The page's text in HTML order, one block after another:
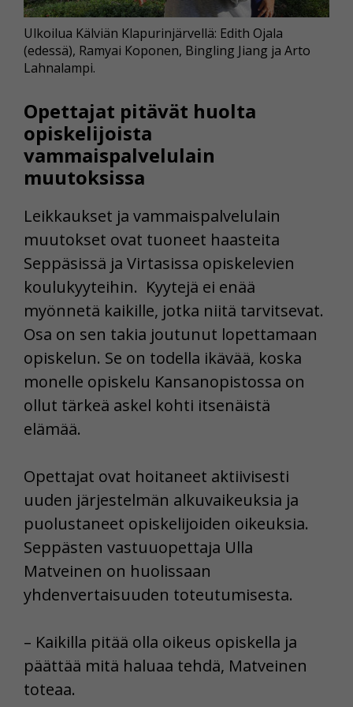
Ulkoilua Kälviän Klapurinjärvellä: Edith Ojala
(edessä), Ramyai Koponen, Bingling Jiang ja Arto
Lahnalampi.
Opettajat pitävät huolta
opiskelijoista
vammaispalvelulain
muutoksissa
Leikkaukset ja vammaispalvelulain
muutokset ovat tuoneet haasteita
Seppäsissä ja Virtasissa opiskelevien
koulukyyteihin. Kyytejä ei enää
myönnetä kaikille, jotka niitä tarvitsevat.
Osa on sen takia joutunut lopettamaan
opiskelun. Se on todella ikävää, koska
monelle opiskelu Kansanopistossa on
ollut tärkeä askel kohti itsenäistä
elämää.
Opettajat ovat hoitaneet aktiivisesti
uuden järjestelmän alkuvaikeuksia ja
puolustaneet opiskelijoiden oikeuksia.
Seppästen vastuuopettaja Ulla
Matveinen on huolissaan
yhdenvertaisuuden toteutumisesta.
– Kaikilla pitää olla oikeus opiskella ja
päättää mitä haluaa tehdä, Matveinen
toteaa.